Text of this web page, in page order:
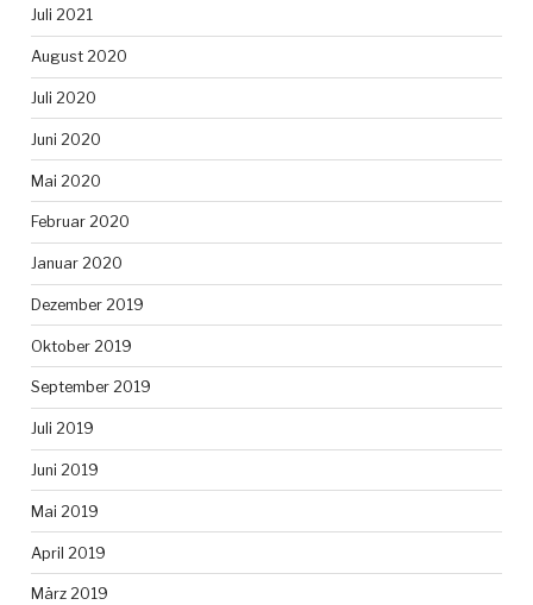
Juli 2021
August 2020
Juli 2020
Juni 2020
Mai 2020
Februar 2020
Januar 2020
Dezember 2019
Oktober 2019
September 2019
Juli 2019
Juni 2019
Mai 2019
April 2019
März 2019